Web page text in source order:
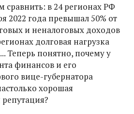
сравнить: в 24 регионах РФ
2022 года превышал 50% от
и неналоговых доходов
долговая нагрузка
Теперь понятно, почему у
финансов и его
вице-губернатора
хорошая